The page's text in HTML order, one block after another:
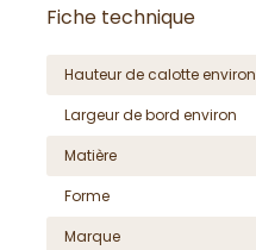
Fiche technique
Hauteur de calotte environ
Largeur de bord environ
Matière
Forme
Marque